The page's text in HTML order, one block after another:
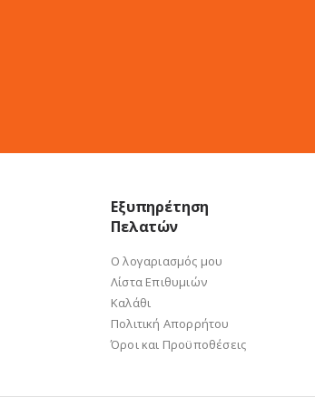
Εξυπηρέτηση
Πελατών
Ο λογαριασμός μου
Λίστα Επιθυμιών
Καλάθι
Πολιτική Απορρήτου
Όροι και Προϋποθέσεις